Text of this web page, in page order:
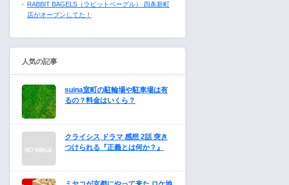
RABBIT BAGELS（ラビットベーグル） 四条新町
店がオープンしてた！
人気の記事
suina室町の駐輪場や駐車場は有
るの？料金はいくら？
クライシス ドラマ 感想 2話 突き
つけられる『正義とは何か？』